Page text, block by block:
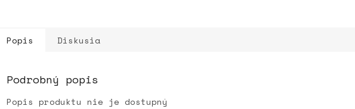
Popis Diskusia
Podrobný popis
Popis produktu nie je dostupný